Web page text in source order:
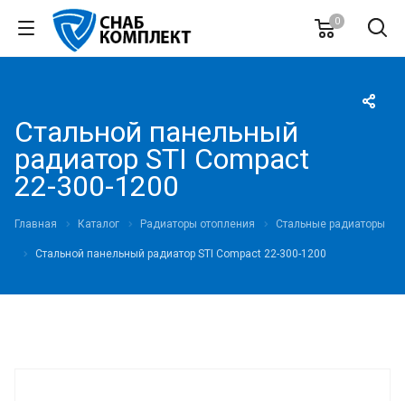
0
Стальной панельный
радиатор STI Compact
22-300-1200
Главная Каталог Радиаторы отопления Стальные радиаторы
Стальной панельный радиатор STI Compact 22-300-1200